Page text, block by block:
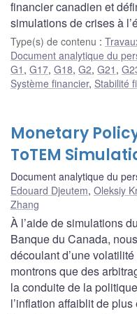
financier canadien et
simulations de crises à
Type(s) de contenu :
Document analytique du
G1 , G17, G18, G2, G21 ,
Système financier, Stabilité
Monetary
ToTEM
Document analytique du
Edouard Djeutem, Oleksiy
Zhang
À l’aide de simulations
Banque du Canada,
découlant d’une
montrons que des
la conduite de la
l’inflation affaiblit de